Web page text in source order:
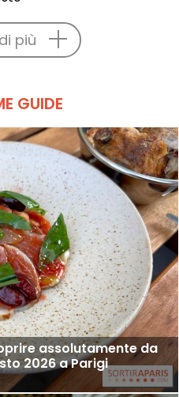
più
GUIDE
assolutamente da
2026 a Parigi